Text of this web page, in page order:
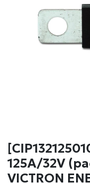
125A/32V
VICTRON